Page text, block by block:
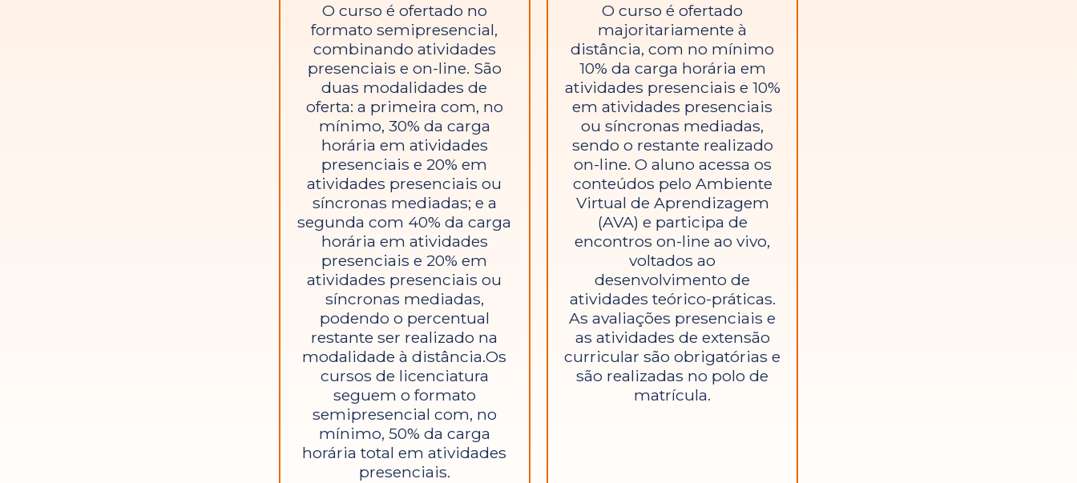
O curso é ofertado no
formato semipresencial,
combinando atividades
presenciais e on-line. São
duas modalidades de
oferta: a primeira com, no
mínimo, 30% da carga
horária em atividades
presenciais e 20% em
atividades presenciais ou
síncronas mediadas; e a
segunda com 40% da carga
horária em atividades
presenciais e 20% em
atividades presenciais ou
síncronas mediadas,
podendo o percentual
restante ser realizado na
modalidade à distância.Os
cursos de licenciatura
seguem o formato
semipresencial com, no
mínimo, 50% da carga
horária total em atividades
presenciais.
O curso é ofertado
majoritariamente à
distância, com no mínimo
10% da carga horária em
atividades presenciais e 10%
em atividades presenciais
ou síncronas mediadas,
sendo o restante realizado
on-line. O aluno acessa os
conteúdos pelo Ambiente
Virtual de Aprendizagem
(AVA) e participa de
encontros on-line ao vivo,
voltados ao
desenvolvimento de
atividades teórico-práticas.
As avaliações presenciais e
as atividades de extensão
curricular são obrigatórias e
são realizadas no polo de
matrícula.